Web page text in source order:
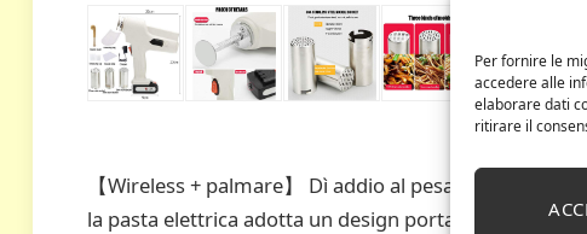
Per fornire le
accedere alle
elaborare dati
ritirare il
【Wireless + palmare】 Dì addio al pesante
la pasta elettrica adotta un design portatile wireless,